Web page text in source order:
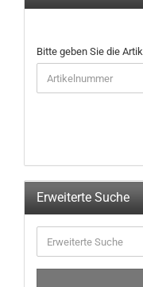
BITTE
GEBEN
SIE
DIE
EIN.
Bitte geben Sie die
Erweiterte Suche
Suche